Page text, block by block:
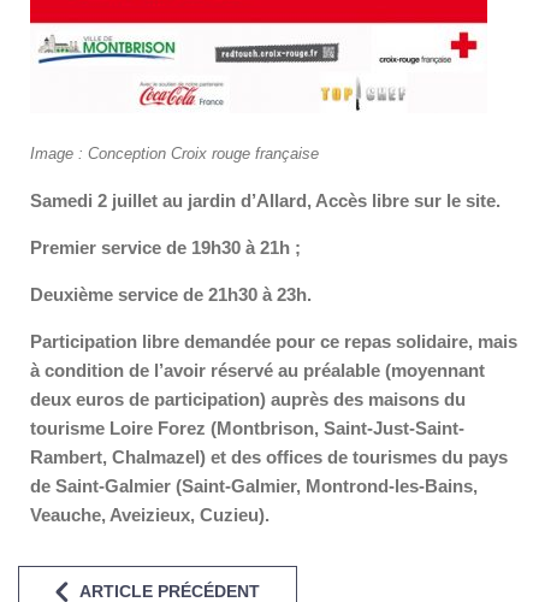
Image : Conception Croix rouge française
Samedi 2 juillet au jardin d’Allard, Accès libre sur le site.
Premier service de 19h30 à 21h ;
Deuxième service de 21h30 à 23h.
Participation libre demandée pour ce repas solidaire, mais
à condition de l’avoir réservé au préalable (moyennant
deux euros de participation) auprès des maisons du
tourisme Loire Forez (Montbrison, Saint-Just-Saint-
Rambert, Chalmazel) et des offices de tourismes du pays
de Saint-Galmier (Saint-Galmier, Montrond-les-Bains,
Veauche, Aveizieux, Cuzieu).
ARTICLE PRÉCÉDENT